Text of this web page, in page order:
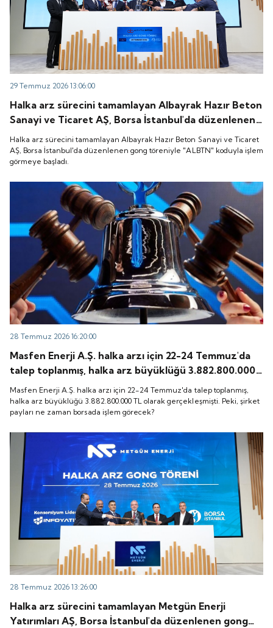
29 Temmuz 2026 13:06:00
Halka arz sürecini tamamlayan Albayrak Hazır Beton
Sanayi ve Ticaret AŞ, Borsa İstanbul'da düzenlenen
gong töreniyle "ALBTN" koduyla işlem görmeye
başladı.
Halka arz sürecini tamamlayan Albayrak Hazır Beton Sanayi ve Ticaret
AŞ, Borsa İstanbul'da düzenlenen gong töreniyle "ALBTN" koduyla işlem
görmeye başladı.
28 Temmuz 2026 16:20:00
Masfen Enerji A.Ş. halka arzı için 22-24 Temmuz'da
talep toplanmış, halka arz büyüklüğü 3.882.800.000
TL olarak gerçekleşmişti. Peki, şirket payları ne
zaman borsada işlem görecek?
Masfen Enerji A.Ş. halka arzı için 22-24 Temmuz'da talep toplanmış,
halka arz büyüklüğü 3.882.800.000 TL olarak gerçekleşmişti. Peki, şirket
payları ne zaman borsada işlem görecek?
28 Temmuz 2026 13:26:00
Halka arz sürecini tamamlayan Metgün Enerji
Yatırımları AŞ, Borsa İstanbul'da düzenlenen gong